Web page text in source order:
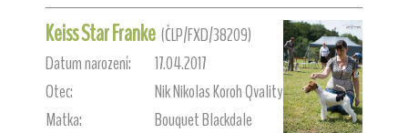
Keiss Star Franke (ČLP/FXD/38209)
Datum narození:
17.04.2017
Otec:
Nik Nikolas Koroh Qvality
Matka:
Bouquet Blackdale